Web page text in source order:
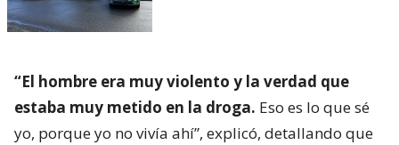
“El hombre era muy violento y la verdad que
estaba muy metido en la droga. Eso es lo que sé
yo, porque yo no vivía ahí”, explicó, detallando que